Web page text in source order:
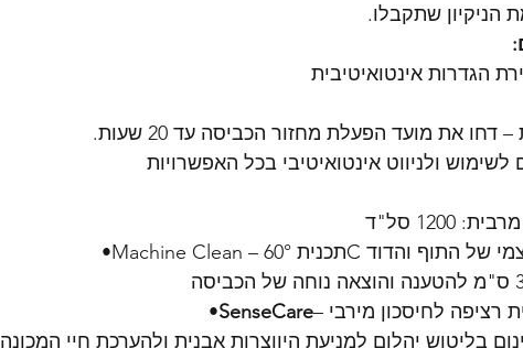
שתקבלו.
הגדרות אינטואיטיבית
את מועד הפעלת מחזור הכביסה עד 20 שעות.
ולניווט אינטואיטיבי בכל האפשרויות
סל"ד
•SenseCare
רציפה לחיסכון מירבי
בליטוש יהלום למניעת היווצרות אבנית ולהערכת חיי המכונה